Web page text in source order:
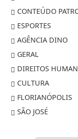
CONTEÚDO
ESPORTES
AGÊNCIA DINO
GERAL
DIREITOS
CULTURA
FLORIANÓPOLIS
SÃO JOSÉ